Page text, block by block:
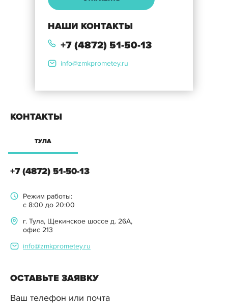
НАШИ КОНТАКТЫ
+7 (4872) 51-50-13
info@zmkprometey.ru
КОНТАКТЫ
ТУЛА
+7 (4872) 51-50-13
Режим работы:
с 8:00 до 20:00
г. Тула, Щекинское шоссе д. 26А,
офис 213
info@zmkprometey.ru
ОСТАВЬТЕ ЗАЯВКУ